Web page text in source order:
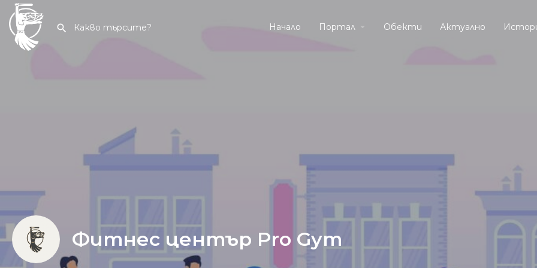
Начало Портал Обекти Актуално
Фитнес център Pro Gym